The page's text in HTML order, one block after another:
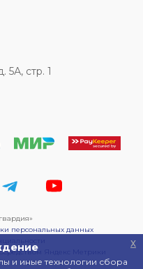
5А, стр. 1
персональных данных
Яндекс Метрики
и иные технологии сбора
x